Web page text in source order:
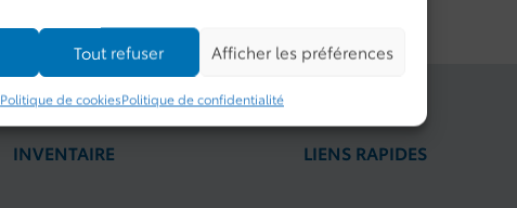
Tout refuser Afficher les préférences
Politique de cookiesPolitique de confidentialité
INVENTAIRE LIENS RAPIDES